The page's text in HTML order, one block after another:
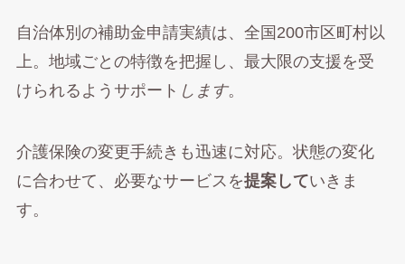
自治体別の補助金申請実績は、全国200市区町村以
上。地域ごとの特徴を把握し、最大限の支援を受
けられるようサポート します。
介護保険の変更手続きも迅速に対応。状態の変化
に合わせて、必要なサービスを提案していきま
す。